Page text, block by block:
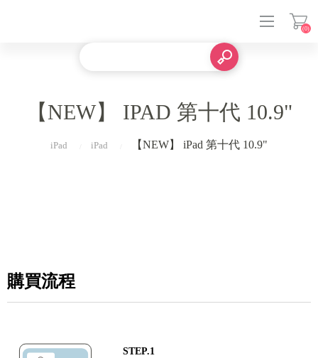
(0)
【NEW】 IPAD 第十代 10.9"
iPad iPad 【NEW】 iPad 第十代 10.9"
購買流程
STEP.1